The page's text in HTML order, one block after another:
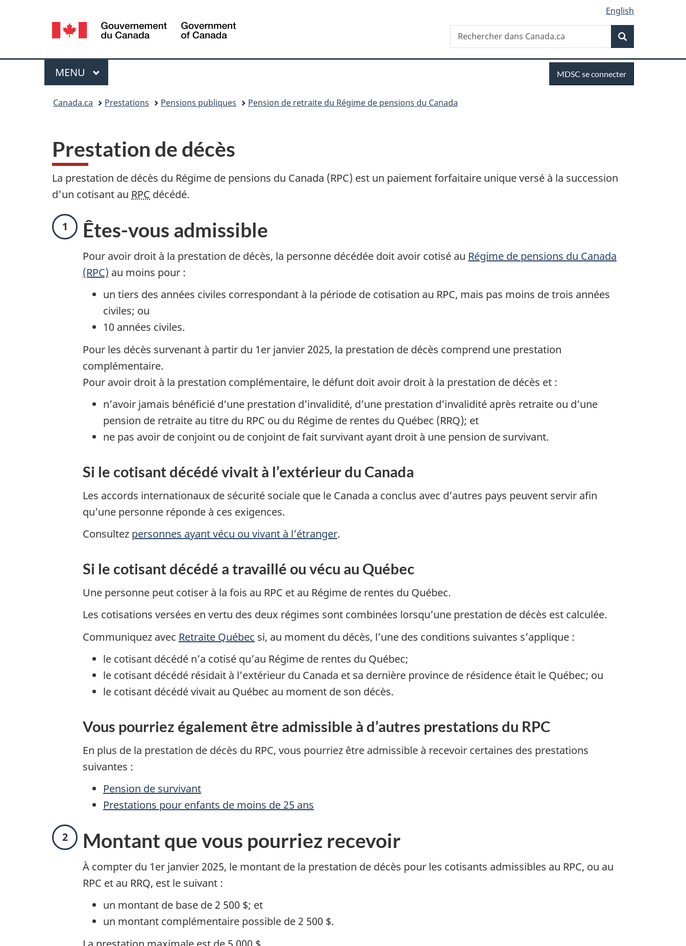
sujet
HTML
Sélection
de
la
langue
English
Canada
Recherche
Rechercher
dans
Menu
MENU PRINCIPAL
connecter
MDSC se connecter
Canada.ca Prestations Pensions publiques Pension de retraite du Régime de pensions du Canada
Prestation de décès
La prestation de décès du Régime de pensions du Canada (RPC) est un paiement forfaitaire unique versé à la succession
d'un cotisant au RPC décédé.
É
t
a
p
e
1
Êtes-vous admissible
Pour avoir droit à la prestation de décès, la personne décédée doit avoir cotisé au Régime de pensions du Canada
(RPC) au moins pour :
un tiers des années civiles correspondant à la période de cotisation au RPC, mais pas moins de trois années
civiles; ou
10 années civiles.
Pour les décès survenant à partir du 1er janvier 2025, la prestation de décès comprend une prestation
complémentaire.
Pour avoir droit à la prestation complémentaire, le défunt doit avoir droit à la prestation de décès et :
n’avoir jamais bénéficié d’une prestation d’invalidité, d’une prestation d’invalidité après retraite ou d’une
pension de retraite au titre du RPC ou du Régime de rentes du Québec (RRQ); et
ne pas avoir de conjoint ou de conjoint de fait survivant ayant droit à une pension de survivant.
Si le cotisant décédé vivait à l’extérieur du Canada
Les accords internationaux de sécurité sociale que le Canada a conclus avec d’autres pays peuvent servir afin
qu’une personne réponde à ces exigences.
Consultez personnes ayant vécu ou vivant à l’étranger.
Si le cotisant décédé a travaillé ou vécu au Québec
Une personne peut cotiser à la fois au RPC et au Régime de rentes du Québec.
Les cotisations versées en vertu des deux régimes sont combinées lorsqu’une prestation de décès est calculée.
Communiquez avec Retraite Québec si, au moment du décès, l’une des conditions suivantes s’applique :
le cotisant décédé n’a cotisé qu’au Régime de rentes du Québec;
le cotisant décédé résidait à l’extérieur du Canada et sa dernière province de résidence était le Québec; ou
le cotisant décédé vivait au Québec au moment de son décès.
Vous pourriez également être admissible à d’autres prestations du RPC
En plus de la prestation de décès du RPC, vous pourriez être admissible à recevoir certaines des prestations
suivantes :
Pension de survivant
Prestations pour enfants de moins de 25 ans
É
t
a
p
e
Montant que vous pourriez recevoir
À compter du 1er janvier 2025, le montant de la prestation de décès pour les cotisants admissibles au RPC, ou au
RPC et au RRQ, est le suivant :
un montant de base de 2 500 $; et
un montant complémentaire possible de 2 500 $.